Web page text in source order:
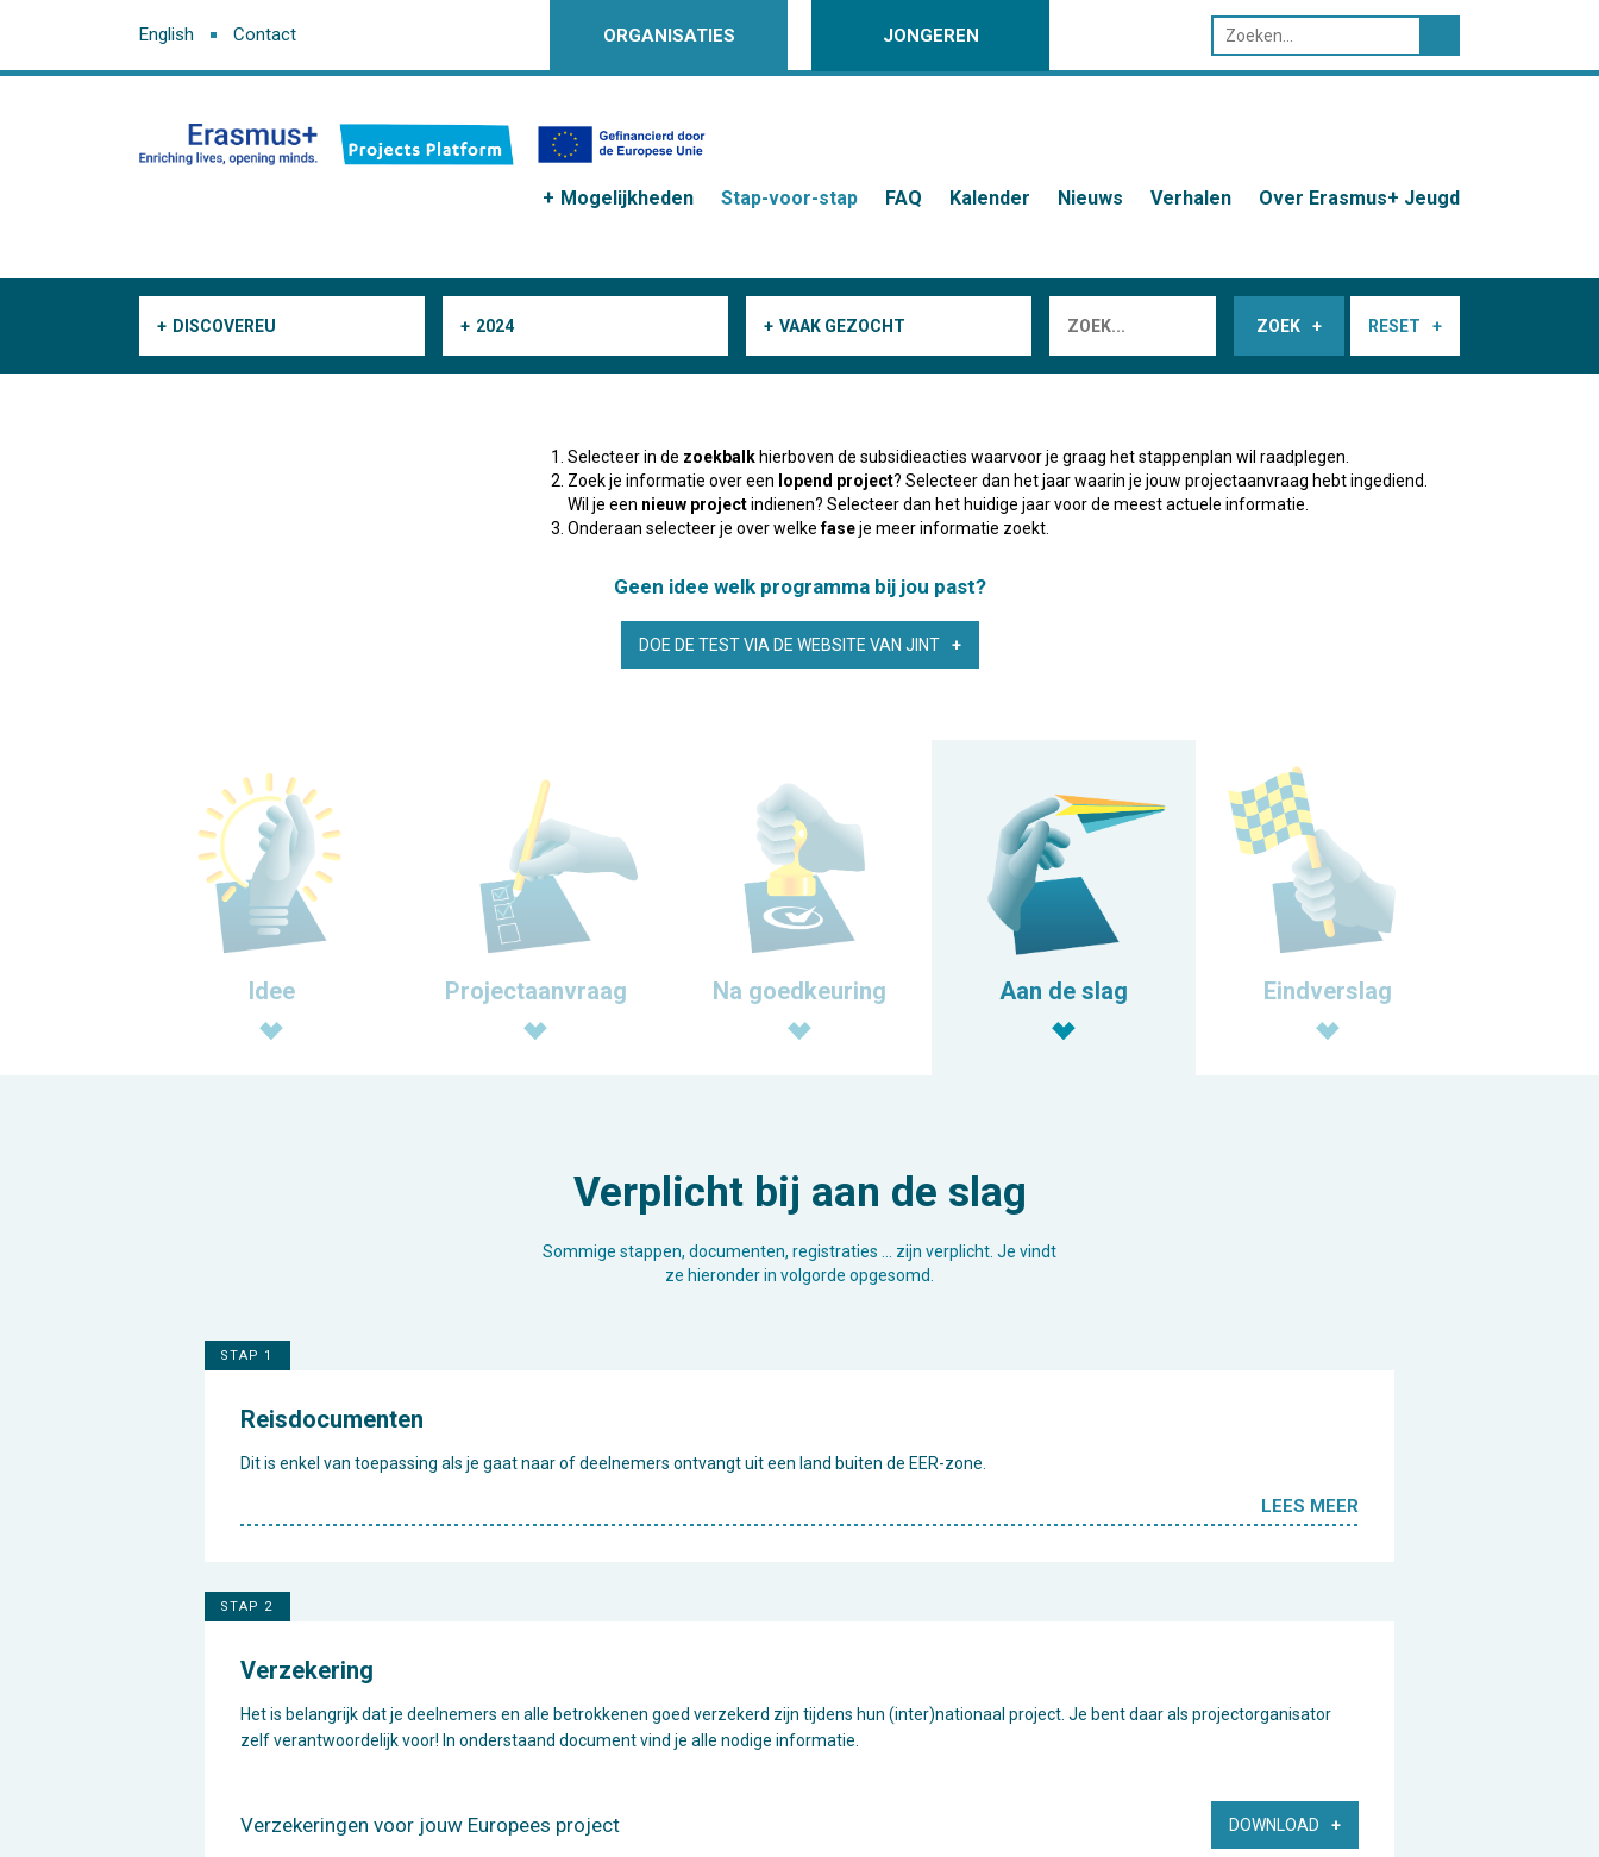
English Contact ORGANISATIES JONGEREN
Mogelijkheden Stap-voor-stap FAQ Kalender Nieuws Verhalen Over Erasmus+ Jeugd
DISCOVEREU 2024 VAAK GEZOCHT ZOEK RESET
Selecteer in de zoekbalk hierboven de subsidieacties waarvoor je graag het stappenplan wil raadplegen.
Zoek je informatie over een lopend project? Selecteer dan het jaar waarin je jouw projectaanvraag hebt ingediend.
Wil je een nieuw projectindienen? Selecteer dan het huidige jaar voor de meest actuele informatie.
Onderaan selecteer je over welkefaseje meer informatie zoekt.
Geen idee welk programma bij jou past?
DOE DE TEST VIA DE WEBSITE VAN JINT
Idee Projectaanvraag Na goedkeuring Aan de slag Eindverslag
Verplicht bij aan de slag
Sommige stappen, documenten, registraties … zijn verplicht. Je vindt
ze hieronder in volgorde opgesomd.
STAP 1
Reisdocumenten
Dit is enkel van toepassing als je gaat naar of deelnemers ontvangt uit een land buiten de EER-zone.
LEES MEER
STAP 2
Verzekering
Het is belangrijk dat je deelnemers en alle betrokkenen goed verzekerd zijn tijdens hun (inter)nationaal project. Je bent daar als projectorganisator
zelf verantwoordelijk voor! In onderstaand document vind je alle nodige informatie.
Verzekeringen voor jouw Europees project DOWNLOAD